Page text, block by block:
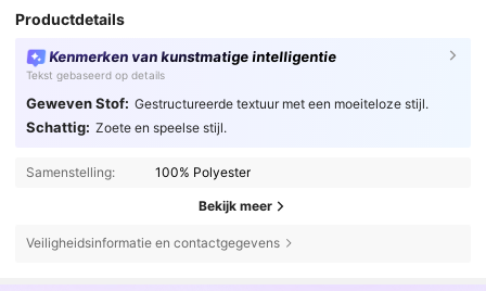
Productdetails
Kenmerken van kunstmatige intelligentie
Tekst gebaseerd op details
Geweven Stof: Gestructureerde textuur met een moeiteloze stijl.
Schattig: Zoete en speelse stijl.
Samenstelling: 100% Polyester
Bekijk meer
Veiligheidsinformatie en contactgegevens
4.65 49K Volgers